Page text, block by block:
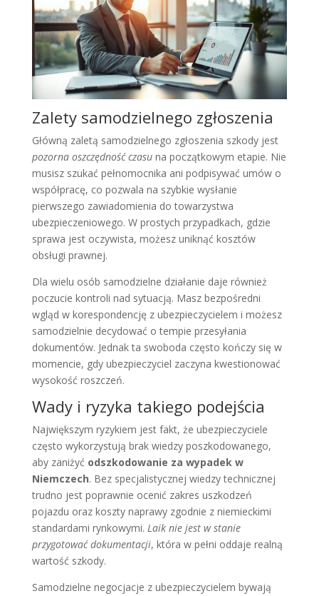
Zalety samodzielnego zgłoszenia
Główną zaletą samodzielnego zgłoszenia szkody jest
pozorna oszczędność czasuna początkowym etapie. Nie
musisz szukać pełnomocnika ani podpisywać umów o
współpracę, co pozwala na szybkie wysłanie
pierwszego zawiadomienia do towarzystwa
ubezpieczeniowego. W prostych przypadkach, gdzie
sprawa jest oczywista, możesz uniknąć kosztów
obsługi prawnej.
Dla wielu osób samodzielne działanie daje również
poczucie kontroli nad sytuacją. Masz bezpośredni
wgląd w korespondencję z ubezpieczycielem i możesz
samodzielnie decydować o tempie przesyłania
dokumentów. Jednak ta swoboda często kończy się w
momencie, gdy ubezpieczyciel zaczyna kwestionować
wysokość roszczeń.
Wady i ryzyka takiego podejścia
Największym ryzykiem jest fakt, że ubezpieczyciele
często wykorzystują brak wiedzy poszkodowanego,
aby zaniżyć odszkodowanie za wypadek w
Niemczech. Bez specjalistycznej wiedzy technicznej
trudno jest poprawnie ocenić zakres uszkodzeń
pojazdu oraz koszty naprawy zgodnie z niemieckimi
standardami rynkowymi. Laik nie jest w stanie
przygotować dokumentacji, która w pełni oddaje realną
wartość szkody.
Samodzielne negocjacje z ubezpieczycielem bywają